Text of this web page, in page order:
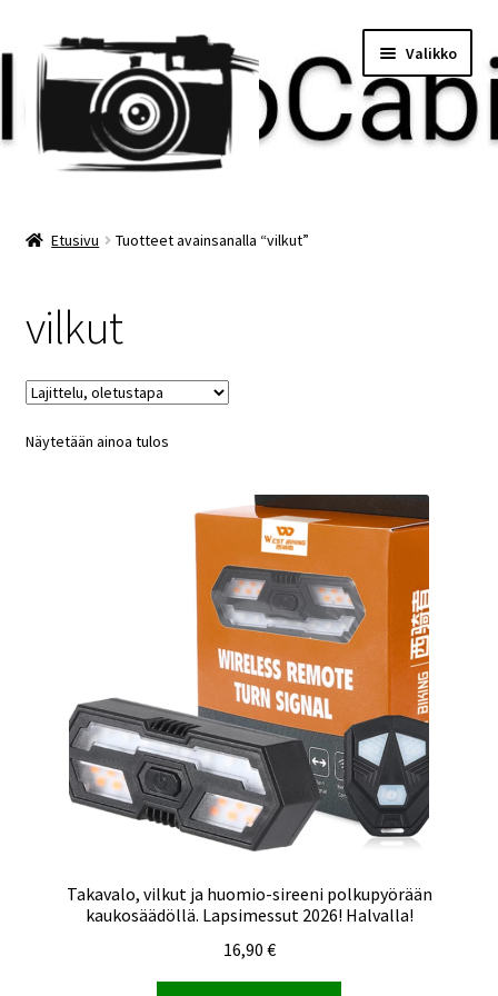
Siirry
navigointiin
Siirry
sisältöön
Valikko
Minun tilini
Ostoskori
Etusivu Tuotteet avainsanalla “vilkut”
vilkut
Näytetään ainoa tulos
Takavalo, vilkut ja huomio-sireeni polkupyörään
kaukosäädöllä. Lapsimessut 2026! Halvalla!
16,90 €